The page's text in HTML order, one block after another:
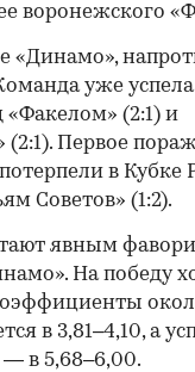
воронежского
«Динамо»,
уже
«Факелом» (2:1) и
Первое
в Кубке
Советов» (1:2).
явным
На победу
в 3,81–4,10, а
в 5,68–6,00.